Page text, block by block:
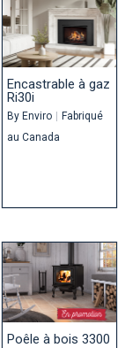
Encastrable à gaz
Ri30i
By Enviro | Fabriqué
au Canada
Poêle à bois 3300